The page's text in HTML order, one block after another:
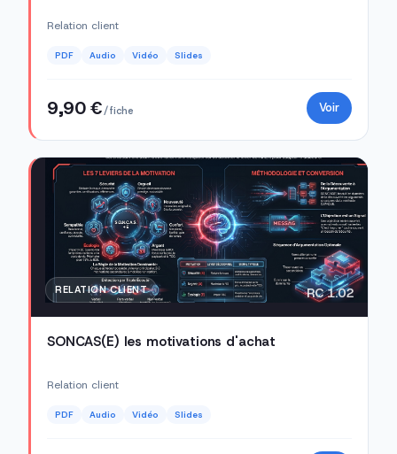
Relation client
PDF Audio Vidéo Slides
9,90 €/ fiche Voir
RELATION CLIENT RC 1.02
SONCAS(E) les motivations d'achat
Relation client
PDF Audio Vidéo Slides